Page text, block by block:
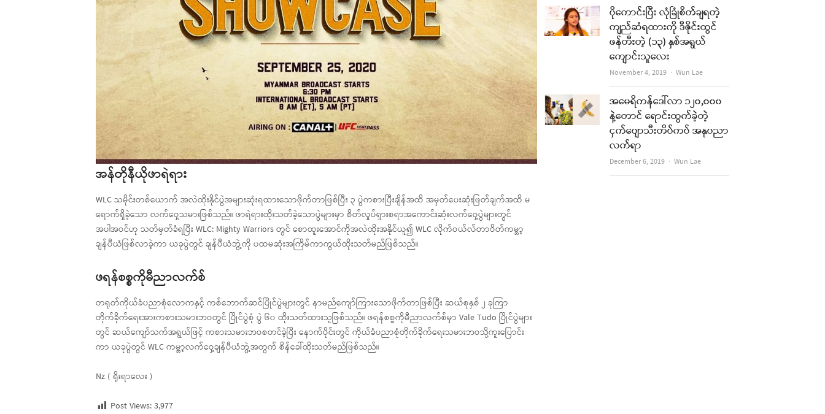
အန်တိုနီယိုဖာရဲရား
WLC သမိုင်းတစ်ယောက် အလဲထိုးနိုင်ပွဲအများဆုံးရထားသောဖိုက်တာဖြစ်ပြီး ၃ ပွဲကစားပြီးချိန်အထိ အမှတ်ပေးဆုံးဖြတ်ချက်အထိ မ
ရောက်ရှိခဲ့သော လက်ဝှေ့သမားဖြစ်သည်။ ဖာရဲရားထိုးသတ်ခဲ့သောပွဲများမှာ စိတ်လှုပ်ရှားစရာအကောင်းဆုံးလက်ဝှေ့ပွဲများတွင်
အပါအဝင်ဟု သတ်မှတ်ခံရပြီး WLC: Mighty Warriors တွင် စောထူးအောင်ကိုအလဲထိုးအနိုင်ယူ၍ WLC လိုက်ဝယ်လ်တာဝိတ်ကမ္ဘာ့
ချန်ပီယံဖြစ်လာခဲ့ကာ ယခုပွဲတွင် ချန်ပီယံဘွဲ့ကို ပထမဆုံးအကြိမ်ကာကွယ်ထိုးသတ်မည်ဖြစ်သည်။
ဖရန်စစ္စကိုမီညာလက်စ်
တရုတ်ကိုယ်ခံပညာစုံလောကနှင့် ကစ်ဘောက်ဆင်ပြိုင်ပွဲများတွင် နာမည်ကျော်ကြားသောဖိုက်တာဖြစ်ပြီး ဆယ်စုနှစ် ၂ ခုကြာ
တိုက်ခိုက်ရေးအားကစားသမားဘဝတွင် ပြိုင်ပွဲစုံ ပွဲ ၆၀ ထိုးသတ်ထားသူဖြစ်သည်။ ဖရန်စစ္စကိုမီညာလက်စ်မှာ Vale Tudo ပြိုင်ပွဲများ
တွင် ဆယ်ကျော်သက်အရွယ်ဖြင့် ကစားသမားဘဝစတင်ခဲ့ပြီး နောက်ပိုင်းတွင် ကိုယ်ခံပညာစုံတိုက်ခိုက်ရေးသမားဘဝသို့ကူးပြောင်း
ကာ ယခုပွဲတွင် WLC ကမ္ဘာ့လက်ဝှေ့ချန်ပီယံဘွဲ့အတွက် စိန်ခေါ်ထိုးသတ်မည်ဖြစ်သည်။
Nz ( ရိုးရာလေး )
Post Views:3,977
ပိုကောင်းပြီး လုံခြုံစိတ်ချရတဲ့
ကျည်ဆံရထားကို ဒီဇိုင်းထွင်
ဖန်တီးတဲ့ (၁၃) နှစ်အရွယ်
ကျောင်းသူလေး
November 4, 2019 Author
Wun Lae
အမေရိကန်ဒေါ်လာ ၁၂၀,၀၀၀
နဲ့တောင် ရောင်းထွက်ခဲ့တဲ့
ငှက်ပျောသီးတိပ်ကပ် အနုပညာ
လက်ရာ
December 6, 2019 Author
Wun Lae